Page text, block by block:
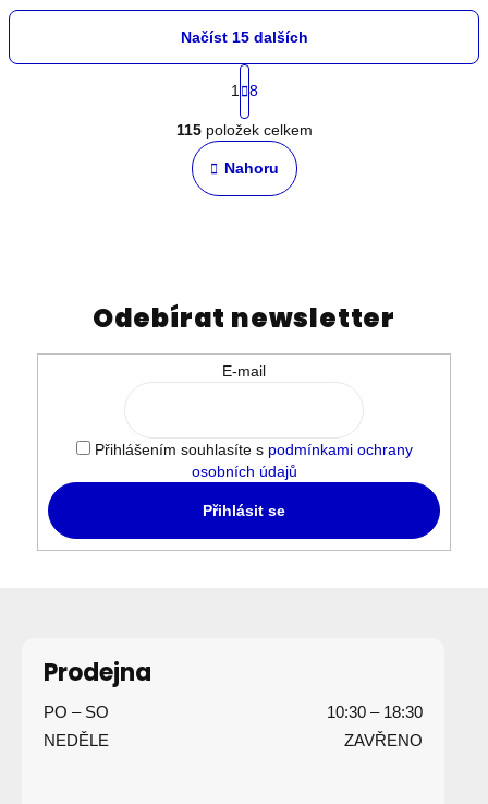
O
v
l
á
p
v
v
ý
p
i
s
Načíst 15 dalších
S
t
r
á
n
k
o
1 8
115položek celkem
Nahoru
Odebírat newsletter
E-mail
Přihlášením souhlasíte s podmínkami ochrany
osobních údajů
Přihlásit se
Prodejna
PO – SO
10:30 – 18:30
NEDĚLE
ZAVŘENO